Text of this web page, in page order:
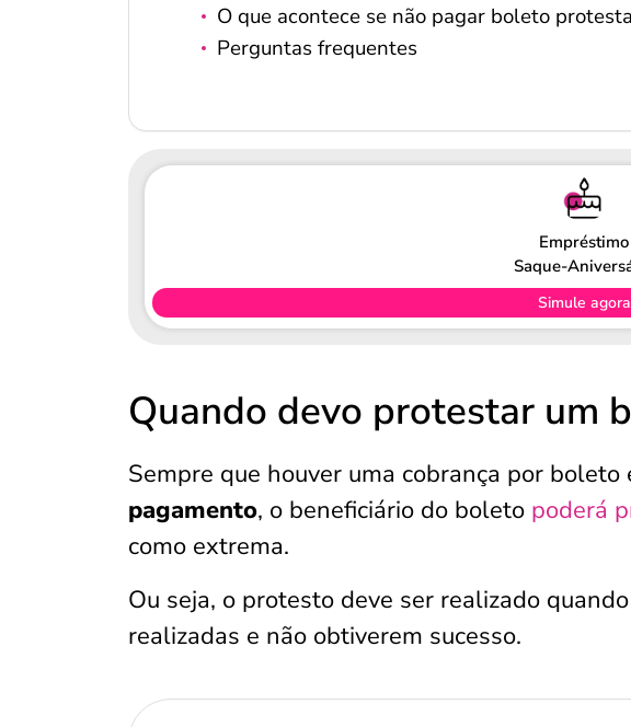
O que acontece se não pagar boleto
Perguntas frequentes
Empréstimo
Saque-
Simule agora
Quando devo protestar um
Sempre que houver uma cobrança por boleto
pagamento, o beneficiário do boleto poderá
como extrema.
Ou seja, o protesto deve ser realizado
realizadas e não obtiverem sucesso.